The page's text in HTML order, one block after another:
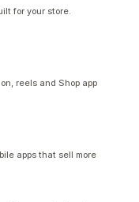
for your store.
reels and Shop app
apps that sell more